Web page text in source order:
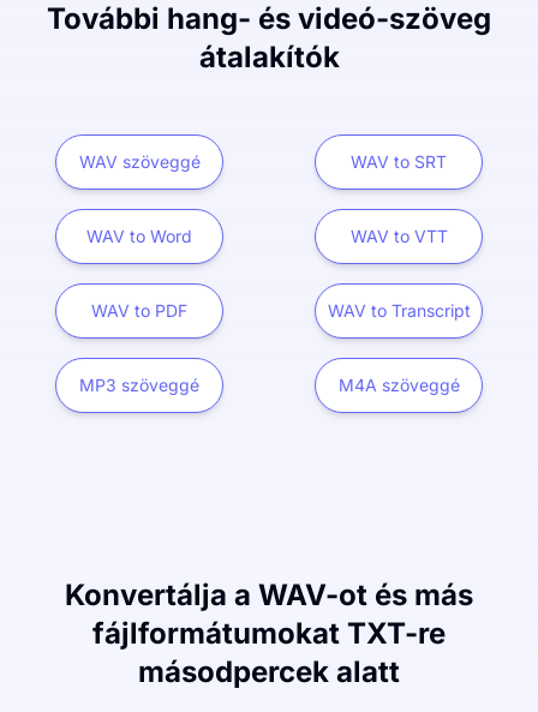
További hang- és videó-szöveg
átalakítók
WAV szöveggé WAV to SRT
WAV to Word WAV to VTT
WAV to PDF WAV to Transcript
MP3 szöveggé M4A szöveggé
Konvertálja a WAV-ot és más
fájlformátumokat TXT-re
másodpercek alatt